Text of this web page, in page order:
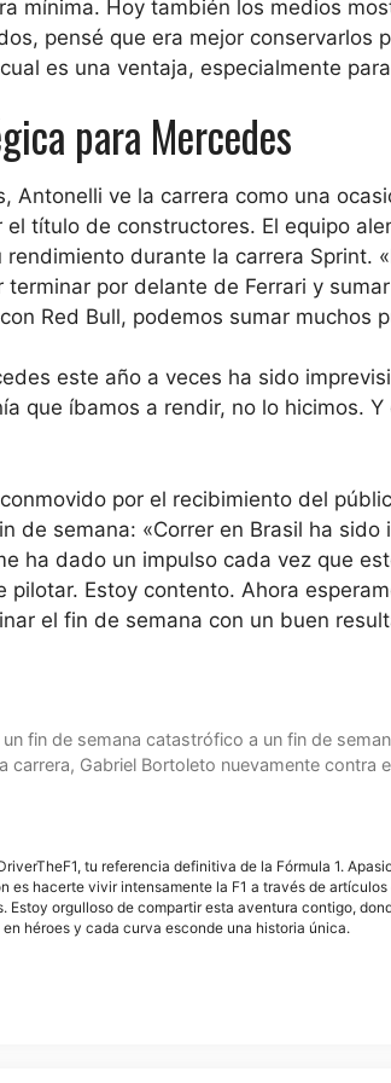
mínima. Hoy también los medios
pensé que era mejor conservarlos
es una ventaja, especialmente
para Mercedes
Antonelli ve la carrera como una
título de constructores. El equipo
durante la carrera Sprint.
por delante de Ferrari y
Red Bull, podemos sumar muchos
este año a veces ha sido
que íbamos a rendir, no lo hicimos.
por el recibimiento del
de semana: «Correr en Brasil ha sido
ha dado un impulso cada vez que
Estoy contento. Ahora
el fin de semana con un buen
fin de semana catastrófico a un fin de
carrera, Gabriel Bortoleto nuevamente contra
tu referencia definitiva de la Fórmula 1.
es hacerte vivir intensamente la F1 a través de
Estoy orgulloso de compartir esta aventura contigo,
héroes y cada curva esconde una historia única.